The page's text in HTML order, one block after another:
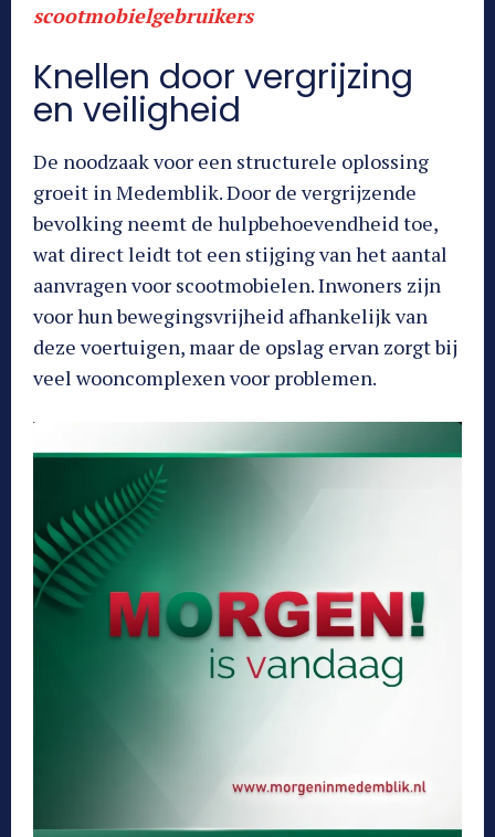
scootmobielgebruikers
Knellen door vergrijzing
en veiligheid
De noodzaak voor een structurele oplossing
groeit in Medemblik. Door de vergrijzende
bevolking neemt de hulpbehoevendheid toe,
wat direct leidt tot een stijging van het aantal
aanvragen voor scootmobielen. Inwoners zijn
voor hun bewegingsvrijheid afhankelijk van
deze voertuigen, maar de opslag ervan zorgt bij
veel wooncomplexen voor problemen.